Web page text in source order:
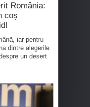
România:
coș
iar pentru
dintre alegerile
un desert